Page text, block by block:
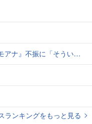
「そういうこともある」と本音
ランキングをもっと見る